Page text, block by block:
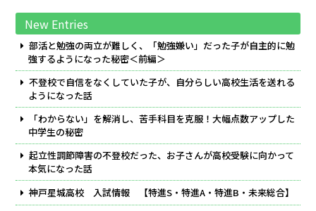
New Entries
部活と勉強の両立が難しく、「勉強嫌い」だった子が自主的に勉
強するようになった秘密＜前編＞
不登校で自信をなくしていた子が、自分らしい高校生活を送れる
ようになった話
「わからない」を解消し、苦手科目を克服！大幅点数アップした
中学生の秘密
起立性調節障害の不登校だった、お子さんが高校受験に向かって
本気になった話
神戸星城高校 入試情報 【特進S・特進A・特進B・未来総合】